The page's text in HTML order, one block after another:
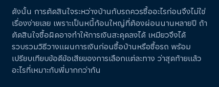
ดังนั้น การตัดสินใจระหว่างบ้านกับรถควรซื้ออะไรก่อนจึงไม่ใช่
เรื่องง่ายเลย เพราะเป็นหนี้ก้อนใหญ่ที่ต้องผ่อนนานหลายปี ถ้า
ตัดสินใจซื้อผิดอาจทำให้การเงินสะดุดลงได้ เหมียวจึงได้
รวบรวมวิธีวางแผนการเงินก่อนซื้อบ้านหรือซื้อรถ พร้อม
เปรียบเทียบข้อดีข้อเสียของการเลือกแต่ละทาง ว่าสุดท้ายแล้ว
อะไรที่เหมาะกับพี่มากกว่ากัน